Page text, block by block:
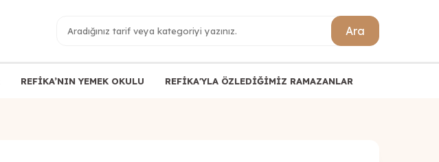
Ara
REFİKA’NIN YEMEK OKULU REFİKA'YLA ÖZLEDİĞİMİZ RAMAZANLAR